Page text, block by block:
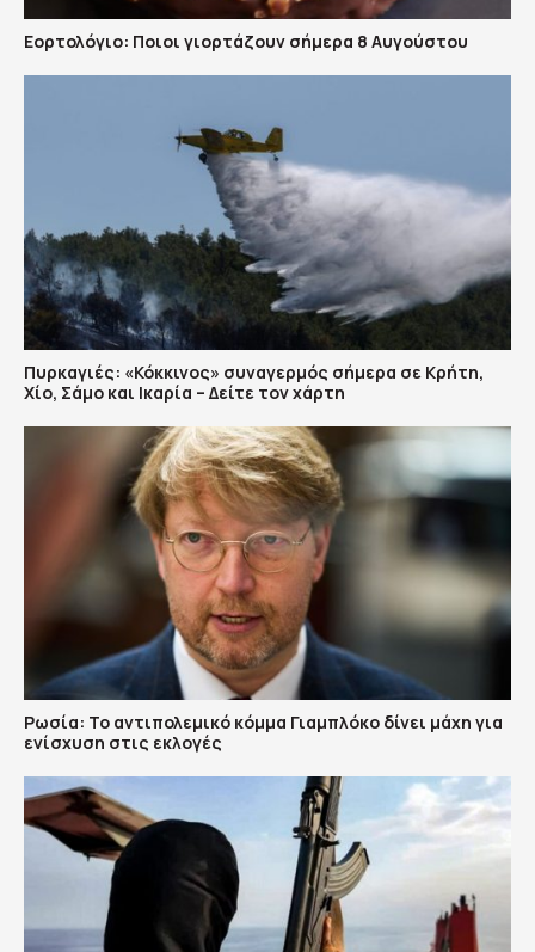
Εορτολόγιο: Ποιοι γιορτάζουν σήμερα 8 Αυγούστου
Πυρκαγιές: «Κόκκινος» συναγερμός σήμερα σε Κρήτη,
Χίο, Σάμο και Ικαρία – Δείτε τον χάρτη
Ρωσία: Το αντιπολεμικό κόμμα Γιαμπλόκο δίνει μάχη για
ενίσχυση στις εκλογές